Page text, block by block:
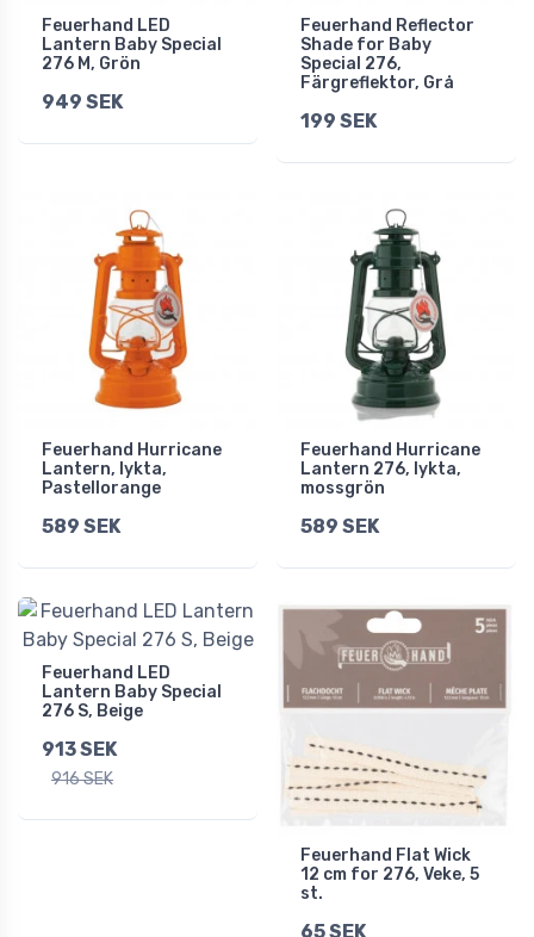
Feuerhand LED
Lantern Baby Special
276 M, Grön
949 SEK
Feuerhand Reflector
Shade for Baby
Special 276,
Färgreflektor, Grå
199 SEK
Feuerhand Hurricane
Lantern, lykta,
Pastellorange
589 SEK
Feuerhand Hurricane
Lantern 276, lykta,
mossgrön
589 SEK
Feuerhand LED
Lantern Baby Special
276 S, Beige
913 SEK
916 SEK
Feuerhand Flat Wick
12 cm for 276, Veke, 5
st.
65 SEK